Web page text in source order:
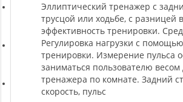
Легкая атлетика
Прочее оборудование (пьедесталы и
Ремни, Пояса и Упряжи
Эллиптический тренажер с
трусцой или ходьбе, с разницей
эффективность тренировки.
Регулировка нагрузки с
тренировки. Измерение пульса
заниматься пользователю
тренажера по комнате. Задний
скорость, пульс